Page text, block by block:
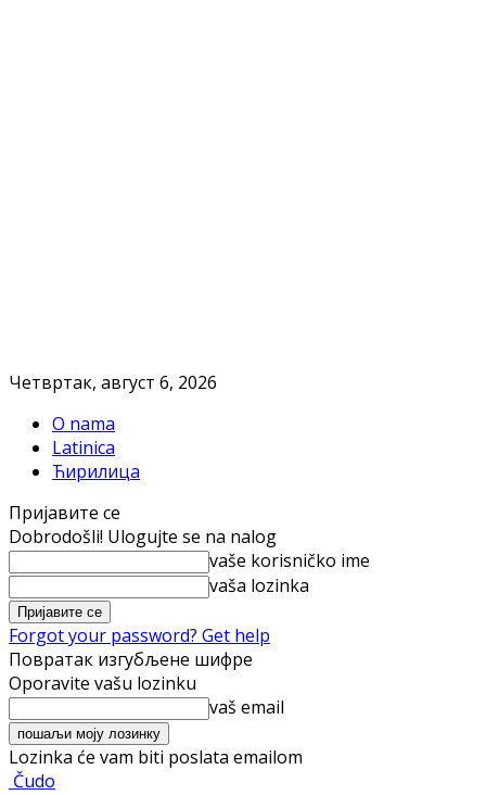
Четвртак, август 6, 2026
O nama
Latinica
Ћирилица
Пријавите се
Dobrodošli! Ulogujte se na nalog
vaše korisničko ime
vaša lozinka
Forgot your password? Get help
Повратак изгубљене шифре
Oporavite vašu lozinku
vaš email
Lozinka će vam biti poslata emailom
Čudo